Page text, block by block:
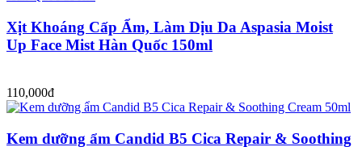
Xịt Khoáng Cấp Ẩm, Làm Dịu Da Aspasia Moist
Up Face Mist Hàn Quốc 150ml
110,000đ
Kem dưỡng ẩm Candid B5 Cica Repair & Soothing